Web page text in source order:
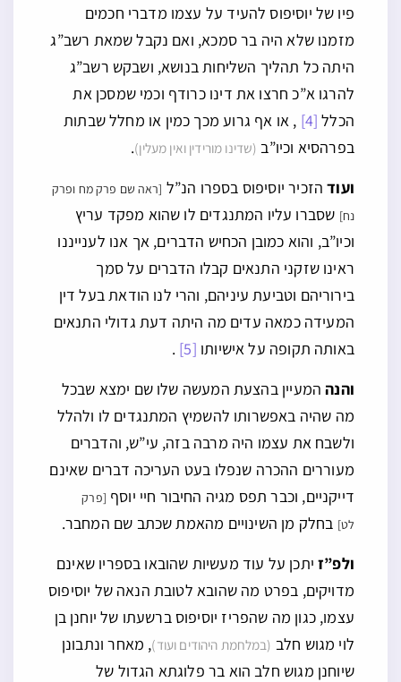
פיו של יוסיפוס להעיד על עצמו מדברי חכמים
מזמנו שלא היה בר סמכא, ואם נקבל שמאת רשב”ג
היתה כל תהליך השליחות בנושא, ושבקש רשב”ג
להרגו א”כ חרצו את דינו כרודף וכמי שמסכן את
הכלל[4]
, או אף גרוע מכך כמין או מחלל שבתות
בפרהסיא וכיו”ב (שדינו מורידין ואין מעלין).
ועודהזכיר יוסיפוס בספרו הנ”ל [ראה שם פרק מח ופרק
נח] שסברו עליו המתנגדים לו שהוא מפקד עריץ
וכיו”ב, והוא כמובן הכחיש הדברים, אך אנו לענייננו
ראינו שזקני התנאים קבלו הדברים על סמך
בירוריהם וטביעת עיניהם, והרי לנו הודאת בעל דין
המעידה כמאה עדים מה היתה דעת גדולי התנאים
באותה תקופה על אישיותו [5]
.
והנההמעיין בהצעת המעשה שלו שם ימצא שבכל
מה שהיה באפשרותו להשמיץ המתנגדים לו ולהלל
ולשבח את עצמו היה מרבה בזה, עי”ש, והדברים
מעוררים ההכרה שנפלו בעט העריכה דברים שאינם
דייקניים, וכבר תפס מגיה החיבור חיי יוסף [פרק
לט] בחלק מן השינויים מהאמת שכתב שם המחבר.
ולפ”זיתכן על עוד מעשיות שהובאו בספריו שאינם
מדויקים, בפרט מה שהובא לטובת הנאה של יוסיפוס
עצמו, כגון מה שהפריז יוסיפוס ברשעתו של יוחנן בן
לוי מגוש חלב (במלחמת היהודים ועוד), מאחר ונתבונן
שיוחנן מגוש חלב הוא בר פלוגתא הגדול של